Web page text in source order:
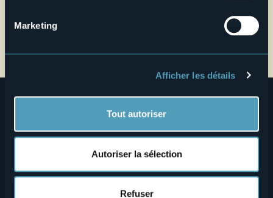
Marketing
Afficher les détails
Tout autoriser
Autoriser la sélection
Refuser
Menù
Qui sommes-nous? Vins & gastronomie